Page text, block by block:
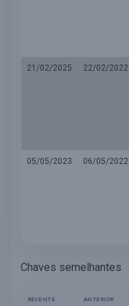
21/02/2025 22/02/2022
05/05/2023 06/05/2022
Chaves semelhantes
RECENTE ANTERIOR